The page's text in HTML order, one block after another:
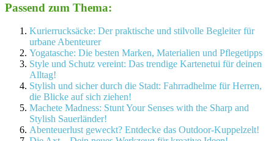
Passend zum Thema:
Kurierrucksäcke: Der praktische und stilvolle Begleiter für
urbane Abenteurer
Yogatasche: Die besten Marken, Materialien und Pflegetipps
Style und Schutz vereint: Das trendige Kartenetui für deinen
Alltag!
Stylish und sicher durch die Stadt: Fahrradhelme für Herren,
die Blicke auf sich ziehen!
Machete Madness: Stunt Your Senses with the Sharp and
Stylish Sauerländer!
Abenteuerlust geweckt? Entdecke das Outdoor-Kuppelzelt!